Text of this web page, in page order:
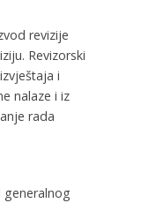
revizije
Revizorski
i
nalaze i iz
rada
generalnog